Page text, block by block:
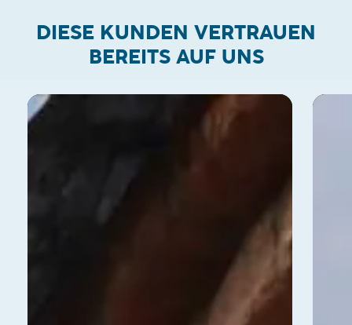
DIESE KUNDEN VERTRAUEN
BEREITS AUF UNS